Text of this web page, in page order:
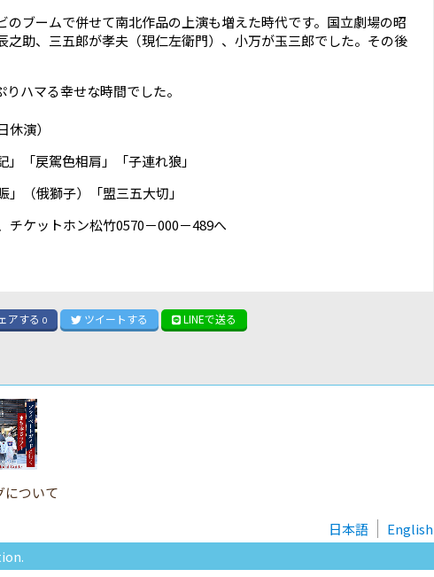
のブームで併せて南北作品の上演も増えた時代です。国立劇場の昭
之助、三五郎が孝夫（現仁左衛門）、小万が玉三郎でした。その後
ハマる幸せな時間でした。
演）
「戻駕色相肩」「子連れ狼」
（俄獅子）「盟三五大切」
チケットホン松竹0570－000－489へ
アする 0 ツイートする LINEで送る
について
日本語
English